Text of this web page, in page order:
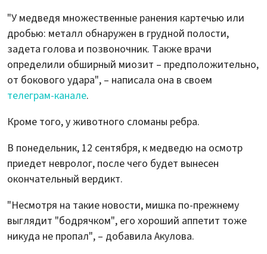
"У медведя множественные ранения картечью или
дробью: металл обнаружен в грудной полости,
задета голова и позвоночник. Также врачи
определили обширный миозит – предположительно,
от бокового удара", – написала она в своем
телеграм-канале.
Кроме того, у животного сломаны ребра.
В понедельник, 12 сентября, к медведю на осмотр
приедет невролог, после чего будет вынесен
окончательный вердикт.
"Несмотря на такие новости, мишка по-прежнему
выглядит "бодрячком", его хороший аппетит тоже
никуда не пропал", – добавила Акулова.